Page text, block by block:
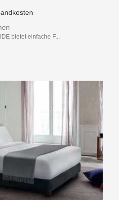
bietet einfache F...